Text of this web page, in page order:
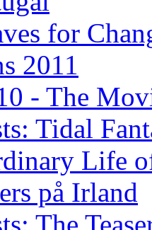
for
2011
- The
Tidal
Life
på Irland
The